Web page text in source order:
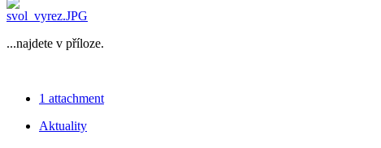
...najdete v příloze.
1 attachment
Aktuality